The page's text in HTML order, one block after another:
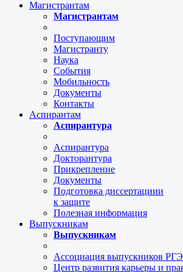
Магистрантам
Магистрантам
Поступающим
Магистранту
Наука
События
Мобильность
Документы
Контакты
Аспирантам
Аспирантура
Аспирантура
Докторантура
Прикрепление
Документы
Подготовка диссертациии
к защите
Полезная информация
Выпускникам
Выпускникам
Ассоциация выпускников
Центр развития карьеры и